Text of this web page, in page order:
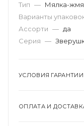
Тип — Мялка-
Варианты
Ассорти — да
Серия —
УСЛОВИЯ ГАРАНТИИ
ОПЛАТА И